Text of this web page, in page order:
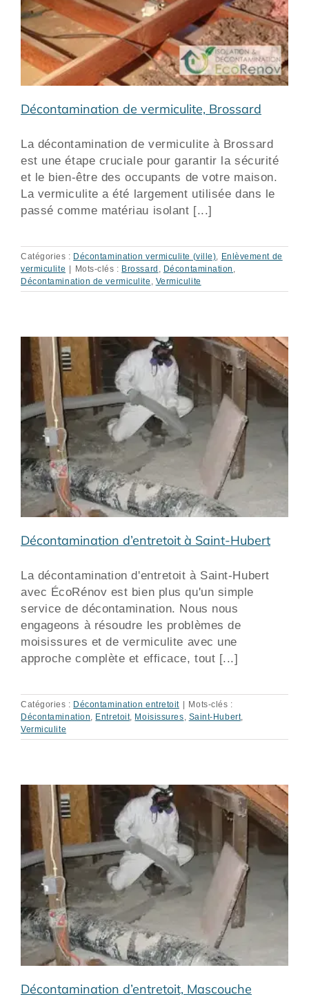
Décontamination de vermiculite, Brossard
La décontamination de vermiculite à Brossard
est une étape cruciale pour garantir la sécurité
et le bien-être des occupants de votre maison.
La vermiculite a été largement utilisée dans le
passé comme matériau isolant [...]
Catégories : Décontamination vermiculite (ville), Enlèvement de
vermiculite
Mots-clés : Brossard , Décontamination ,
Décontamination de vermiculite , Vermiculite
Décontamination d’entretoit à Saint-Hubert
La décontamination d'entretoit à Saint-Hubert
avec ÉcoRénov est bien plus qu'un simple
service de décontamination. Nous nous
engageons à résoudre les problèmes de
moisissures et de vermiculite avec une
approche complète et efficace, tout [...]
Catégories : Décontamination entretoit
Mots-clés :
Décontamination, Entretoit, Moisissures, Saint-Hubert,
Vermiculite
Décontamination d’entretoit, Mascouche